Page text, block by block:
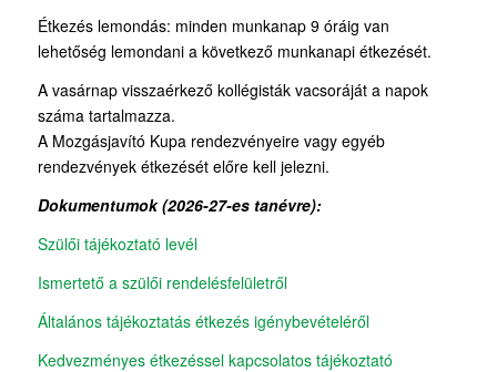
Étkezés lemondás: minden munkanap 9óráig van
lehetőség lemondani a következő munkanapi étkezését.
A vasárnap visszaérkező kollégisták vacsoráját a napok
száma tartalmazza.
A Mozgásjavító Kupa rendezvényeire vagy egyéb
rendezvények étkezését előre kell jelezni.
Dokumentumok (2026-27-es tanévre):
Szülői tájékoztató levél
Ismertető a szülői rendelésfelületről
Általános tájékoztatás étkezés igénybevételéről
Kedvezményes étkezéssel kapcsolatos tájékoztató